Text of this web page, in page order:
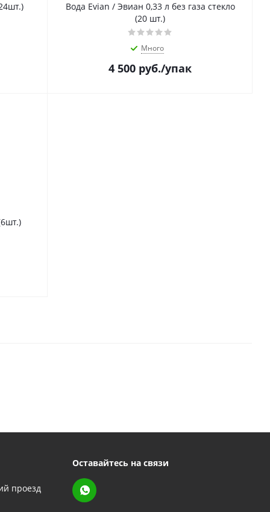
Вода Evian / Эвиан 0,33 л без газа стекло
(20 шт.)
Много
4 500 руб./упак
проезд
Оставайтесь на связи